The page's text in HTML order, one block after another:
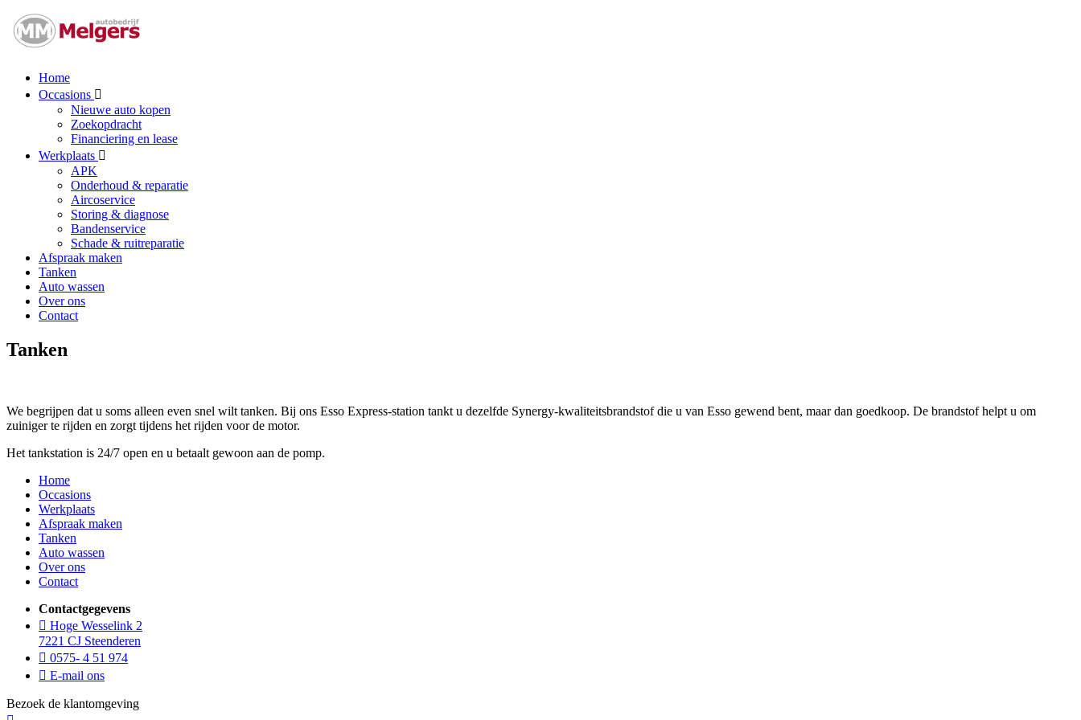
Home
Occasions
Nieuwe auto kopen
Zoekopdracht
Financiering en lease
Werkplaats
APK
Onderhoud & reparatie
Aircoservice
Storing & diagnose
Bandenservice
Schade & ruitreparatie
Afspraak maken
Tanken
Auto wassen
Over ons
Contact
Tanken
We begrijpen dat u soms alleen even snel wilt tanken. Bij ons Esso Express-station tankt u dezelfde Synergy-kwaliteitsbrandstof die u van Esso gewend bent, maar dan goedkoop. De brandstof helpt u om
zuiniger te rijden en zorgt tijdens het rijden voor de motor.
Het tankstation is 24/7 open en u betaalt gewoon aan de pomp.
Home
Occasions
Werkplaats
Afspraak maken
Tanken
Auto wassen
Over ons
Contact
Contactgegevens
Hoge Wesselink 2
7221 CJ Steenderen
0575- 4 51 974
E-mail ons
Bezoek de klantomgeving